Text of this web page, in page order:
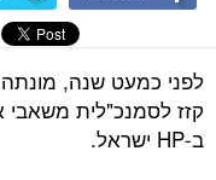
שנה, מונתה נאוה
משאבי אנוש